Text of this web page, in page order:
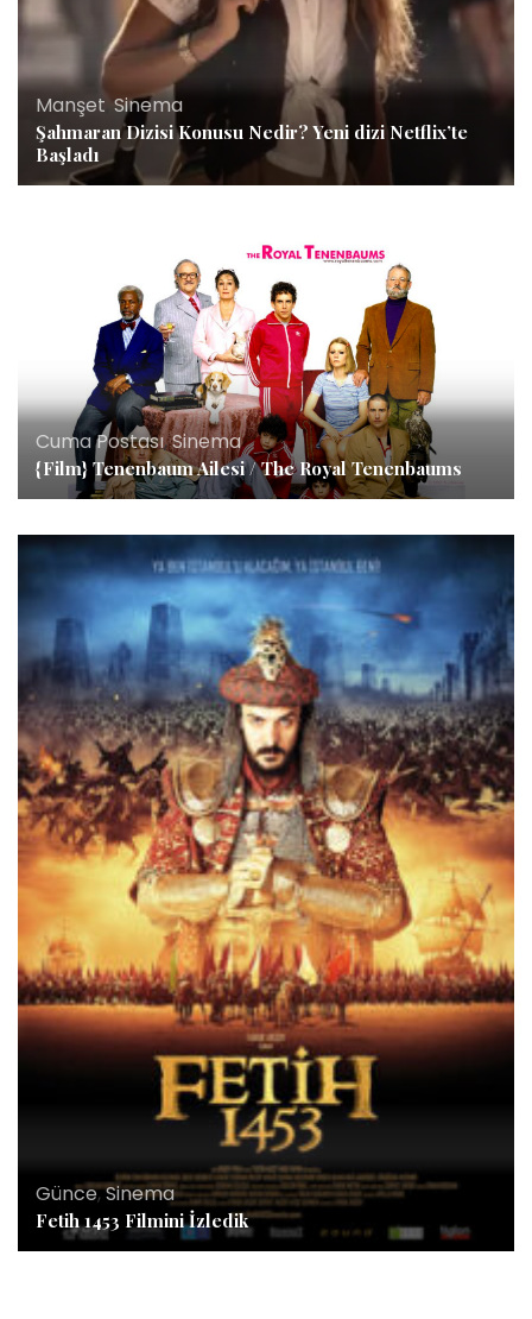
Manşet, Sinema
Şahmaran Dizisi Konusu Nedir? Yeni dizi Netflix’te
Başladı
Cuma Postası,Sinema
{Film} Tenenbaum Ailesi / The Royal Tenenbaums
Günce,Sinema
Fetih 1453 Filmini İzledik